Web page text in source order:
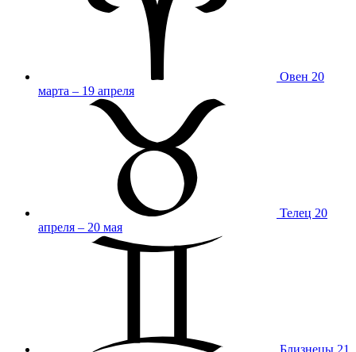
Овен 20
марта – 19 апреля
Телец 20
апреля – 20 мая
Близнецы 21